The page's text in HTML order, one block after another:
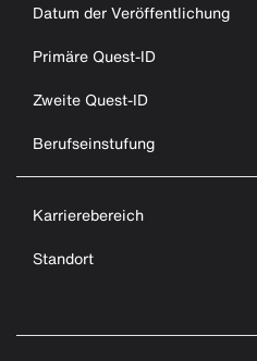
Datum der Veröffentlichung
Primäre Quest-ID
Zweite Quest-ID
Berufseinstufung
Karrierebereich
Standort